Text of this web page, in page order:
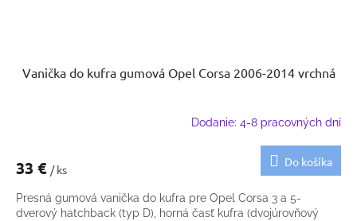
Vanička do kufra gumová Opel Corsa 2006-2014 vrchná
Dodanie: 4-8 pracovných dní
33 € / ks
Do košíka
Presná gumová vanička do kufra pre Opel Corsa 3 a 5-
dverový hatchback (typ D), horná časť kufra (dvojúrovňový